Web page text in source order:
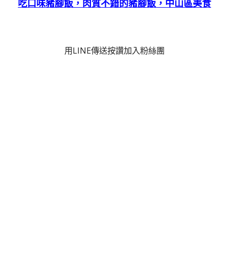
吃口味豬腳飯，肉質不錯的豬腳飯，中山區美食
用LINE傳送按讚加入粉絲團